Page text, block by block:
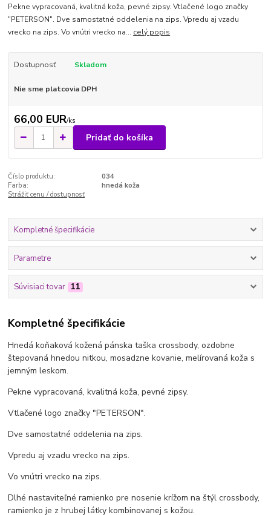
Pekne vypracovaná, kvalitná koža, pevné zipsy. Vtlačené logo značky
"PETERSON". Dve samostatné oddelenia na zips. Vpredu aj vzadu
vrecko na zips. Vo vnútri vrecko na... celý popis
Dostupnosť Skladom
Nie sme platcovia DPH
66,00 EUR/ks
Pridať do košíka
Číslo produktu:
034
Farba:
hnedá koža
Strážiť cenu / dostupnosť
Kompletné špecifikácie
Parametre
Súvisiaci tovar 11
Kompletné špecifikácie
Hnedá koňaková kožená pánska taška crossbody, ozdobne
štepovaná hnedou nitkou, mosadzne kovanie, melírovaná koža s
jemným leskom.
Pekne vypracovaná, kvalitná koža, pevné zipsy.
Vtlačené logo značky "PETERSON".
Dve samostatné oddelenia na zips.
Vpredu aj vzadu vrecko na zips.
Vo vnútri vrecko na zips.
Dlhé nastaviteľné ramienko pre nosenie krížom na štýl crossbody,
ramienko je z hrubej látky kombinovanej s kožou.